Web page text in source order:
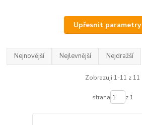
Upřesnit parametry
Nejnovější Nejlevnější Nejdražší
Zobrazuji 1-11 z 11
strana z 1